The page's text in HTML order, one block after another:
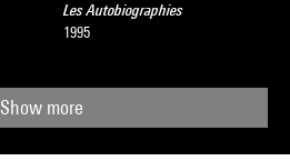
Les Autobiographies
1995
Show more